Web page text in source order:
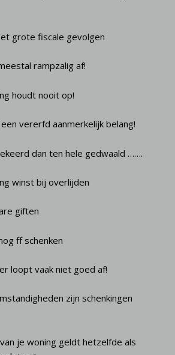
grote fiscale gevolgen
rampzalig af!
houdt nooit op!
vererfd aanmerkelijk belang!
dan ten hele gedwaald …….
winst bij overlijden
giften
ff schenken
loopt vaak niet goed af!
zijn schenkingen
je woning geldt hetzelfde als